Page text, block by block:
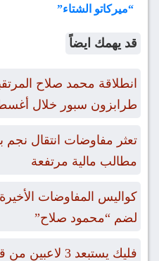
“ميركاتو الشتاء”
قد يهمك ايضاً
انطلاقة محمد صلاح
طرابزون سبور خلال
تعثر مفاوضات انتقال نجم
مطالب مالية مرتفعة
كواليس المفاوضات
لضم “محمود صلاح”
فليك يستبعد 3